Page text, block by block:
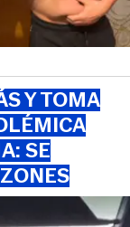
Y TOMA
SE